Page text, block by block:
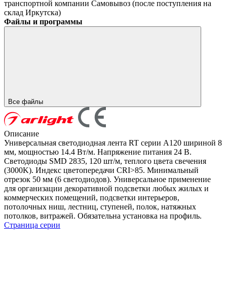
транспортной компании Самовывоз (после поступления на
склад Иркутска)
Файлы и программы
Все файлы
Описание
Универсальная светодиодная лента RT серии A120 шириной 8
мм, мощностью 14.4 Вт/м. Напряжение питания 24 В.
Светодиоды SMD 2835, 120 шт/м, теплого цвета свечения
(3000K). Индекс цветопередачи CRI>85. Минимальный
отрезок 50 мм (6 светодиодов). Универсальное применение
для организации декоративной подсветки любых жилых и
коммерческих помещений, подсветки интерьеров,
потолочных ниш, лестниц, ступеней, полок, натяжных
потолков, витражей. Обязательна установка на профиль.
Страница серии